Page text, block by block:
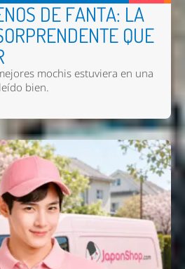
DE FANTA: LA
QUE
mochis estuviera en una
bien.